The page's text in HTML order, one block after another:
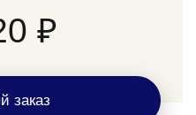
₽
заказ